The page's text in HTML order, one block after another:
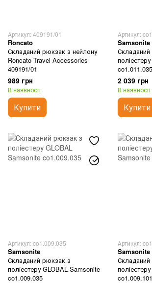
Артикул: 409191/01
Roncato
Складаний рюкзак з нейлону
Roncato Travel Accessories
409191/01
989 грн
В наявності
Купити
Артикул:
Samsonite
co1.011.035
2 039 грн
В наявності
Купити
Артикул: co1.009.035
Samsonite
Складаний рюкзак з
поліестеру GLOBAL Samsonite
co1.009.035
Артикул:
Samsonite
co1.009.101